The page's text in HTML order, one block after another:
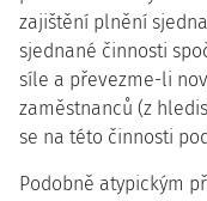
zajištění plnění
sjednané činnosti
síle a převezme-li
zaměstnanců (z
se na této činnosti
Podobně atypickým